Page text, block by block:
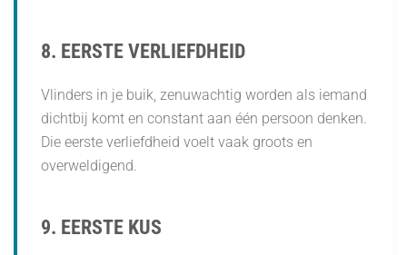
8. EERSTE VERLIEFDHEID
Vlinders in je buik, zenuwachtig worden als iemand
dichtbij komt en constant aan één persoon denken.
Die eerste verliefdheid voelt vaak groots en
overweldigend.
9. EERSTE KUS